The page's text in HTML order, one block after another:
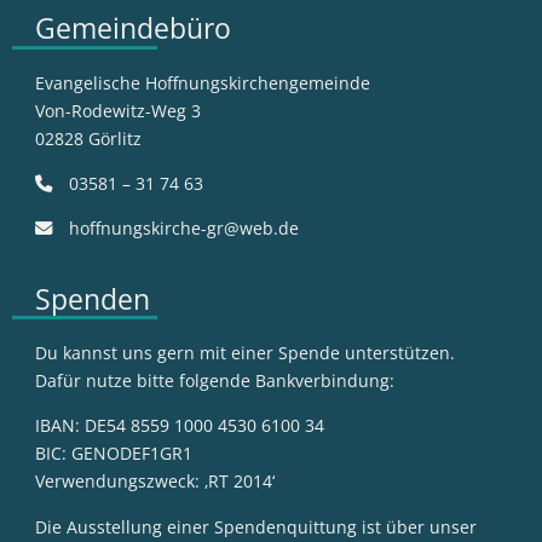
Gemeindebüro
Evangelische Hoffnungskirchengemeinde
Von-Rodewitz-Weg 3
02828 Görlitz
03581 – 31 74 63
hoffnungskirche-gr@web.de
Spenden
Du kannst uns gern mit einer Spende unterstützen.
Dafür nutze bitte folgende Bankverbindung:
IBAN: DE54 8559 1000 4530 6100 34
BIC: GENODEF1GR1
Verwendungszweck: ‚RT 2014‘
Die Ausstellung einer Spendenquittung ist über unser